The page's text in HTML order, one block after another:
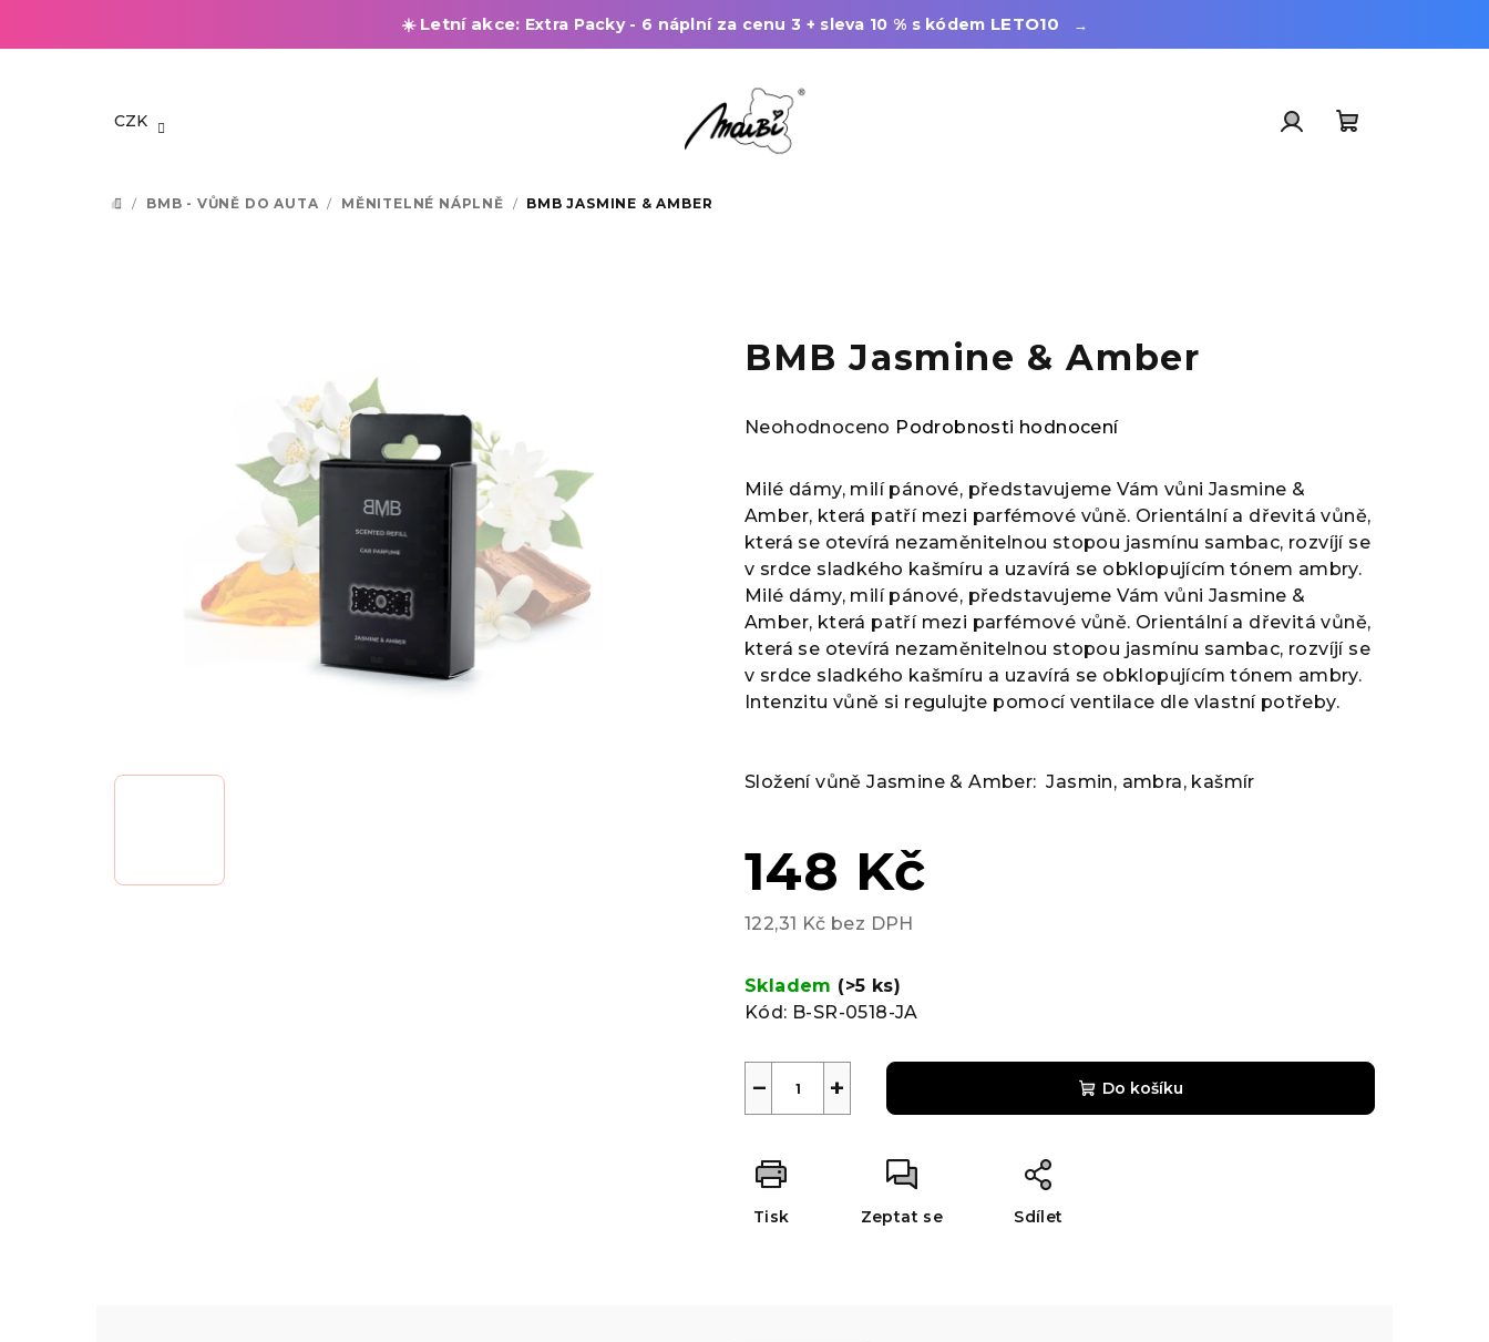
☀️ Letní akce: Extra Packy - 6 náplní za cenu 3 + sleva 10 % s kódem LETO10 →
CZK
DOMŮ
/ BMB - VŮNĚ DO AUTA / MĚNITELNÉ NÁPLNĚ / BMB JASMINE & AMBER
BMB Jasmine & Amber
Průměrné
produktu
je
0,0
5
hvězdiček.
Neohodnoceno Podrobnosti hodnocení
Milé dámy, milí pánové, představujeme Vám vůni Jasmine &
Amber, která patří mezi parfémové vůně. Orientální a dřevitá vůně,
která se otevírá nezaměnitelnou stopou jasmínu sambac, rozvíjí se
v srdce sladkého kašmíru a uzavírá se obklopujícím tónem ambry.
Milé dámy, milí pánové, představujeme Vám vůni Jasmine &
Amber, která patří mezi parfémové vůně. Orientální a dřevitá vůně,
která se otevírá nezaměnitelnou stopou jasmínu sambac, rozvíjí se
v srdce sladkého kašmíru a uzavírá se obklopujícím tónem ambry.
Intenzitu vůně si regulujte pomocí ventilace dle vlastní potřeby.
Složení vůně Jasmine & Amber: Jasmin, ambra, kašmír
148 Kč
122,31 Kč bez DPH
cena:
Skladem (>5 ks)
Kód: B-SR-0518-JA
+
− Do košíku
Tisk Zeptat se Sdílet